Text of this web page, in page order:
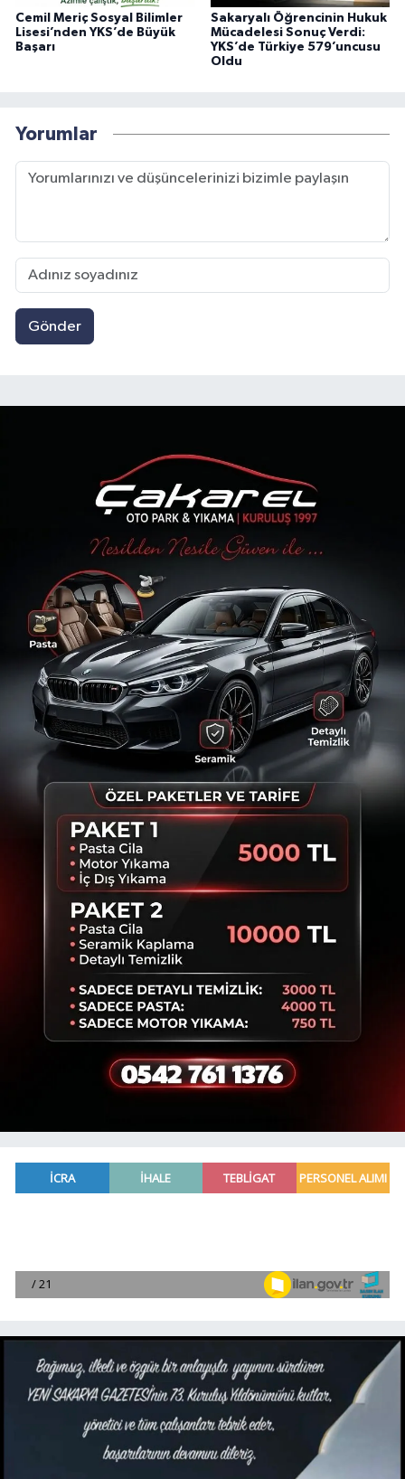
Cemil Meriç Sosyal Bilimler
Lisesi’nden YKS’de Büyük
Başarı
Sakaryalı Öğrencinin Hukuk
Mücadelesi Sonuç Verdi:
YKS’de Türkiye 579’uncusu
Oldu
Yorumlar
Gönder